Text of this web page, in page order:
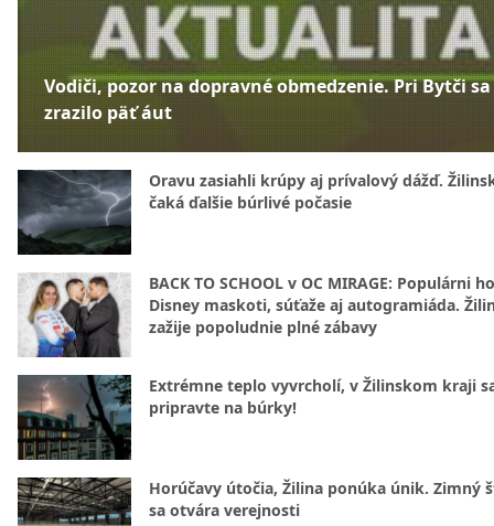
Vodiči, pozor na dopravné obmedzenie. Pri Bytči sa
zrazilo päť áut
Oravu zasiahli krúpy aj prívalový dážď.
čaká ďalšie búrlivé počasie
BACK TO SCHOOL v OC MIRAGE: Populárni
Disney maskoti, súťaže aj autogramiáda.
zažije popoludnie plné zábavy
Extrémne teplo vyvrcholí, v Žilinskom kraji
pripravte na búrky!
Horúčavy útočia, Žilina ponúka únik. Zimný
sa otvára verejnosti